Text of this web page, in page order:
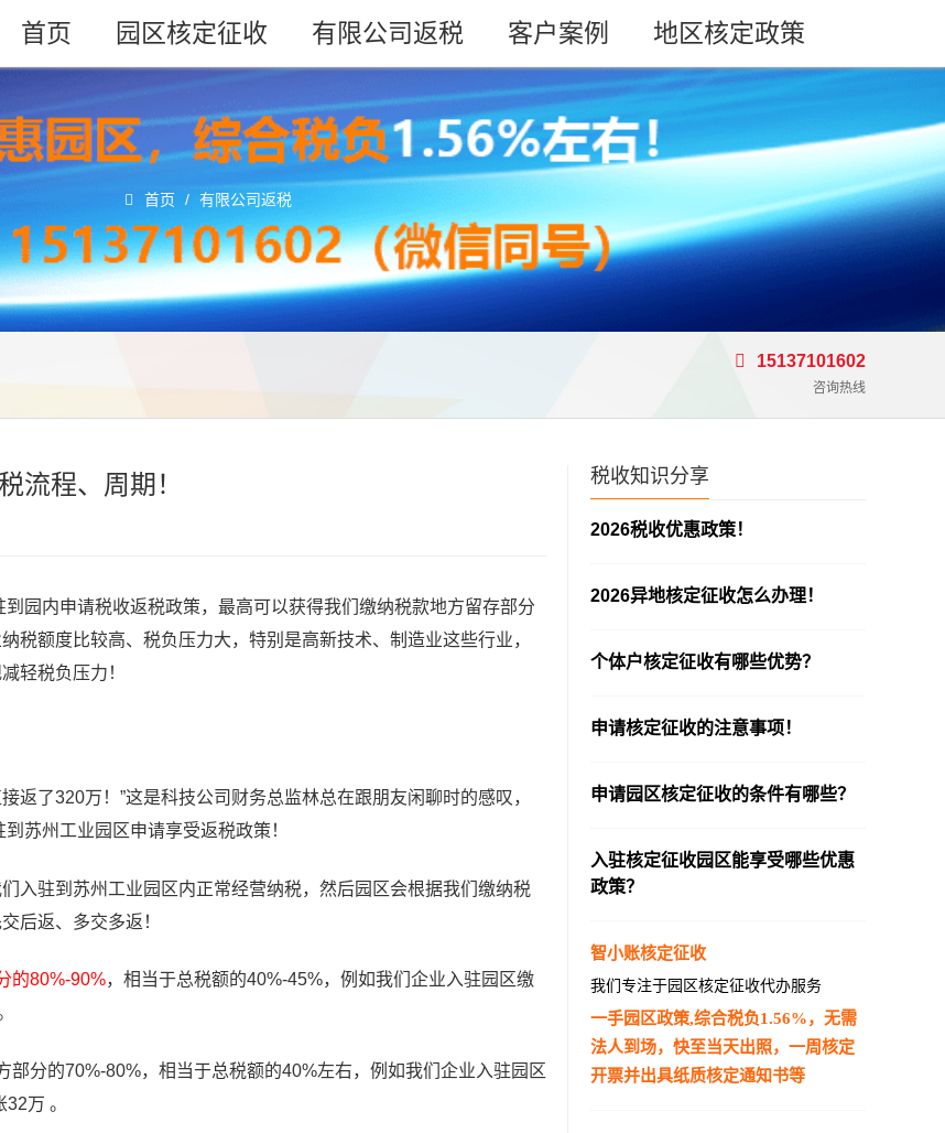
首页 园区核定征收 有限公司返税 客户案例 地区核定政策
首页 / 有限公司返税
15137101602
咨询热线
税收知识分享
2026税收优惠政策！
2026异地核定征收怎么办理！
个体户核定征收有哪些优势？
申请核定征收的注意事项！
申请园区核定征收的条件有哪些？
入驻核定征收园区能享受哪些优惠
政策？
智小账核定征收
我们专注于园区核定征收代办服务
一手园区政策,综合税负1.56%，无需
法人到场，快至当天出照，一周核定
开票并出具纸质核定通知书等
流程、周期！
园内申请税收返税政策，最高可以获得我们缴纳税款地方留存部分
税额度比较高、税负压力大，特别是高新技术、制造业这些行业，
轻税负压力！
了320万！”这是科技公司财务总监林总在跟朋友闲聊时的感叹，
苏州工业园区申请享受返税政策！
驻到苏州工业园区内正常经营纳税，然后园区会根据我们缴纳税
后返、多交多返！
的80%-90%，相当于总税额的40%-45%，例如我们企业入驻园区缴
部分的70%-80%， 相当于总税额的40%左右，例如我们企业入驻园区
32万 。